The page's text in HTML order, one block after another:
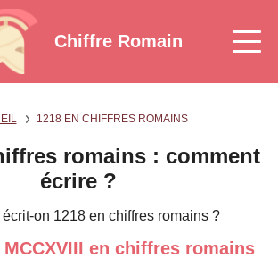
Chiffre Romain
1218 EN CHIFFRES ROMAINS
romains : comment
écrire ?
on 1218 en chiffres romains ?
en chiffres romains